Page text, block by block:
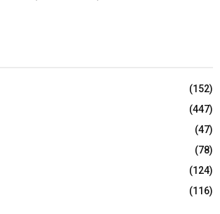
(152)
(447)
(47)
(78)
(124)
(116)